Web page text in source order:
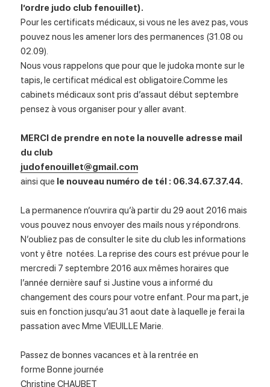
l’ordre judo club fenouillet).
Pour les certificats médicaux, si vous ne les avez pas, vous
pouvez nous les amener lors des permanences (31.08 ou
02.09).
Nous vous rappelons que pour que le judoka monte sur le
tapis, le certificat médical est obligatoire.Comme les
cabinets médicaux sont pris d’assaut début septembre
pensez à vous organiser pour y aller avant.
MERCI de prendre en note la nouvelle adresse mail
du club
judofenouillet@gmail.com
ainsi que le nouveau numéro de tél : 06.34.67.37.44.
La permanence n’ouvrira qu’à partir du 29 aout 2016 mais
vous pouvez nous envoyer des mails nous y répondrons.
N’oubliez pas de consulter le site du club les informations
vont y être notées. La reprise des cours est prévue pour le
mercredi 7 septembre 2016 aux mêmes horaires que
l’année dernière sauf si Justine vous a informé du
changement des cours pour votre enfant. Pour ma part, je
suis en fonction jusqu’au 31 aout date à laquelle je ferai la
passation avec Mme VIEUILLE Marie.
Passez de bonnes vacances et à la rentrée en
forme Bonne journée
Christine CHAUBET